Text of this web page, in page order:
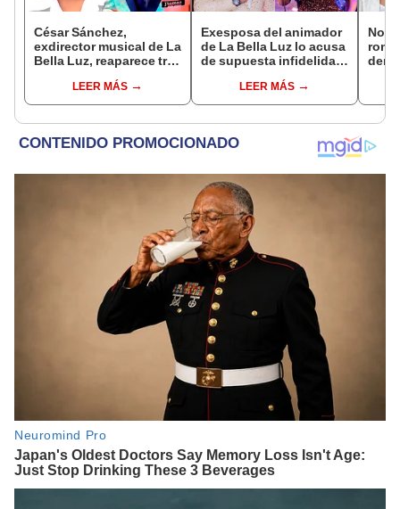
César Sánchez,
exdirector musical de La
Bella Luz, reaparece tras
Saldaña con polémico
pedido: "Pido respetar
LEER MÁS
Exesposa del animador
de La Bella Luz lo acusa
de supuesta infidelidad
expone chats
LEER MÁS